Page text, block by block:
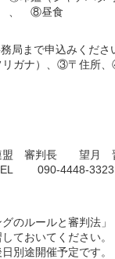
、 ⑧昼食
局まで申込みくださ
ガナ）、③〒住所
連盟 審判長 望月
090-4448-3323
のルールと審判法
ておいてください。
別途開催予定です。